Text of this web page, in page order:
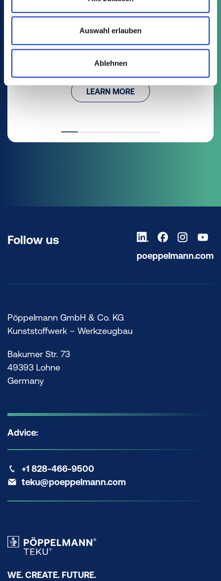
Auswahl erlauben
Ablehnen
MCI
13 Article
Container 5°
LEARN MORE
Follow us
poeppelmann.com
Pöppelmann GmbH & Co. KG
Kunststoffwerk – Werkzeugbau
Bakumer Str. 73
49393 Lohne
Germany
Advice:
+1 828-466-9500
teku@poeppelmann.com
WE. CREATE. FUTURE.